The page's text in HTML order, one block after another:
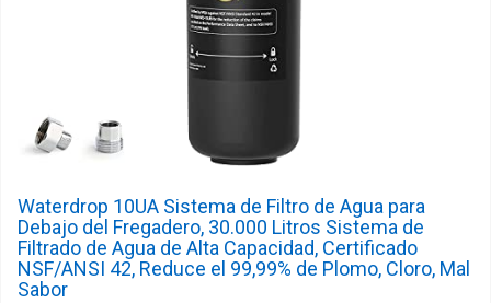
Waterdrop 10UA Sistema de Filtro de Agua para
Debajo del Fregadero, 30.000 Litros Sistema de
Filtrado de Agua de Alta Capacidad, Certificado
NSF/ANSI 42, Reduce el 99,99% de Plomo, Cloro, Mal
Sabor